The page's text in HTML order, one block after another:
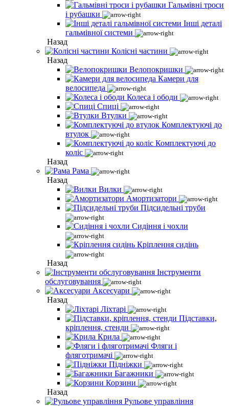
Гальмівні троси
і рубашки
Інші деталі
гальмівної системи
Назад
Колісні частини
Назад
Велопокришки
Камери для
велосипеда
Колеса і ободи
Спиці
Втулки
Комплектуючі до
втулок
Комплектуючі до
коліс
Назад
Рама
Назад
Вилки
Амортизатори
Підсидельні труби
Сидіння і чохли
Кріплення сидінь
Назад
Інструменти
обслуговування
Аксесуари
Назад
Ліхтарі
Підставки,
кріплення, стенди
Крила
Фляги і
фляготримачі
Підніжки
Багажники
Корзини
Назад
Рульове управління